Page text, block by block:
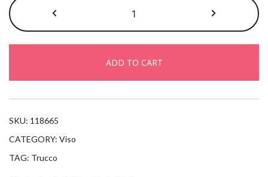
forever
matte&glow
quantity
ADD TO CART
SKU: 118665
CATEGORY: Viso
TAG: Trucco